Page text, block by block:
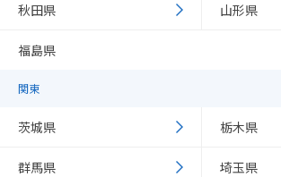
秋田県 山形県
福島県
関東
茨城県 栃木県
群馬県 埼玉県